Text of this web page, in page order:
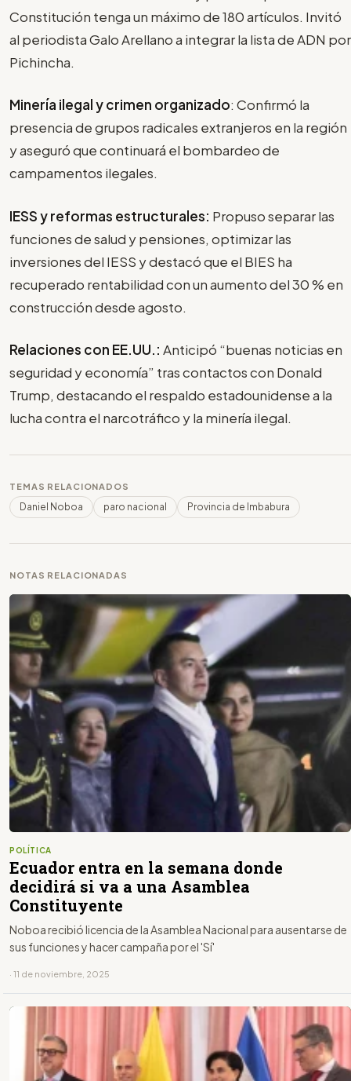
Constitución tenga un máximo de 180 artículos. Invitó
al periodista Galo Arellano a integrar la lista de ADN por
Pichincha.
Minería ilegal y crimen organizado: Confirmó la
presencia de grupos radicales extranjeros en la región
y aseguró que continuará el bombardeo de
campamentos ilegales.
IESS y reformas estructurales: Propuso separar las
funciones de salud y pensiones, optimizar las
inversiones del IESS y destacó que el BIES ha
recuperado rentabilidad con un aumento del 30 % en
construcción desde agosto.
Relaciones con EE.UU.: Anticipó “buenas noticias en
seguridad y economía” tras contactos con Donald
Trump, destacando el respaldo estadounidense a la
lucha contra el narcotráfico y la minería ilegal.
TEMAS RELACIONADOS
Daniel Noboa paro nacional Provincia de Imbabura
NOTAS RELACIONADAS
POLÍTICA
Ecuador entra en la semana donde
decidirá si va a una Asamblea
Constituyente
Noboa recibió licencia de la Asamblea Nacional para ausentarse de
sus funciones y hacer campaña por el 'Sí'
· 11 de noviembre, 2025